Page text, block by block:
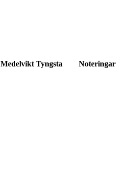
Medelvikt Tyngsta
Noteringar